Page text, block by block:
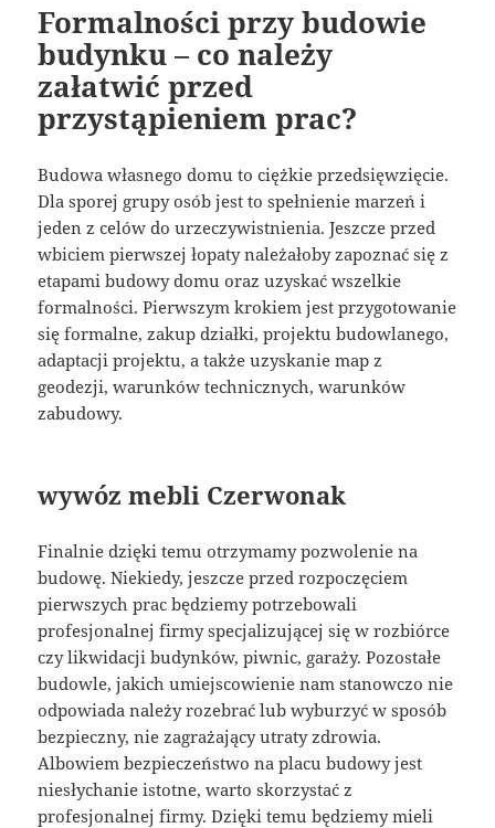
Formalności przy budowie
budynku – co należy
załatwić przed
przystąpieniem prac?
Budowa własnego domu to ciężkie przedsięwzięcie.
Dla sporej grupy osób jest to spełnienie marzeń i
jeden z celów do urzeczywistnienia. Jeszcze przed
wbiciem pierwszej łopaty należałoby zapoznać się z
etapami budowy domu oraz uzyskać wszelkie
formalności. Pierwszym krokiem jest przygotowanie
się formalne, zakup działki, projektu budowlanego,
adaptacji projektu, a także uzyskanie map z
geodezji, warunków technicznych, warunków
zabudowy.
wywóz mebli Czerwonak
Finalnie dzięki temu otrzymamy pozwolenie na
budowę. Niekiedy, jeszcze przed rozpoczęciem
pierwszych prac będziemy potrzebowali
profesjonalnej firmy specjalizującej się w rozbiórce
czy likwidacji budynków, piwnic, garaży. Pozostałe
budowle, jakich umiejscowienie nam stanowczo nie
odpowiada należy rozebrać lub wyburzyć w sposób
bezpieczny, nie zagrażający utraty zdrowia.
Albowiem bezpieczeństwo na placu budowy jest
niesłychanie istotne, warto skorzystać z
profesjonalnej firmy. Dzięki temu będziemy mieli